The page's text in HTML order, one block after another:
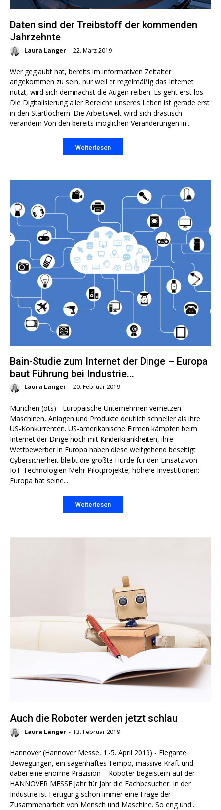
Daten sind der Treibstoff der kommenden
Jahrzehnte
Laura Langer - 22. März 2019
Wer geglaubt hat, bereits im informativen Zeitalter
angekommen zu sein, nur weil er regelmäßig das Internet
nutzt, wird sich demnächst die Augen reiben. Es geht erst los.
Die Digitalisierung aller Bereiche unseres Leben ist gerade erst
in den Startlöchern. Die Arbeitswelt wird sich drastisch
verändern Von den bereits möglichen Veränderungen in...
Weiterlesen
Bain-Studie zum Internet der Dinge – Europa
baut Führung bei Industrie...
Laura Langer - 20. Februar 2019
München (ots) - Europäische Unternehmen vernetzen
Maschinen, Anlagen und Produkte deutlich schneller als ihre
US-Konkurrenten. US-amerikanische Firmen kämpfen beim
Internet der Dinge noch mit Kinderkrankheiten, ihre
Wettbewerber in Europa haben diese weitgehend beseitigt
Cybersicherheit bleibt die größte Hürde für den Einsatz von
IoT-Technologien Mehr Pilotprojekte, höhere Investitionen:
Europa hat seine...
Weiterlesen
Auch die Roboter werden jetzt schlau
Laura Langer - 13. Februar 2019
Hannover (Hannover Messe, 1.-5. April 2019) - Elegante
Bewegungen, ein sagenhaftes Tempo, massive Kraft und
dabei eine enorme Präzision – Roboter begeistern auf der
HANNOVER MESSE Jahr für Jahr die Fachbesucher. In der
Industrie ist Fertigung schon immer eine Frage der
Zusammenarbeit von Mensch und Maschine. So eng und...